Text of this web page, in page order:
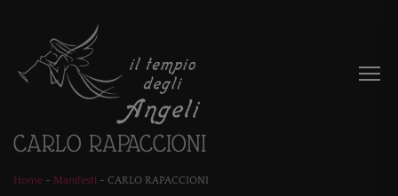
CARLO RAPACCIONI
Home - Manifesti - CARLO RAPACCIONI